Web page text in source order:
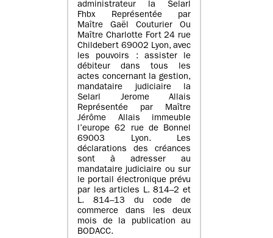
administrateur la Selarl
Fhbx Représentée par
Maître Gaël Couturier Ou
Maître Charlotte Fort 24 rue
Childebert 69002 Lyon, avec
les pouvoirs : assister le
débiteur dans tous les
actes concernant la gestion,
mandataire judiciaire la
Selarl Jerome Allais
Représentée par Maître
Jérôme Allais immeuble
l’europe 62 rue de Bonnel
69003 Lyon. Les
déclarations des créances
sont à adresser au
mandataire judiciaire ou sur
le portail électronique prévu
par les articles L. 814–2 et
L. 814–13 du code de
commerce dans les deux
mois de la publication au
BODACC.